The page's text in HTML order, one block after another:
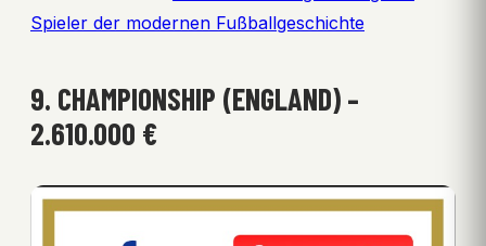
Spieler der modernen Fußballgeschichte
9. CHAMPIONSHIP (ENGLAND) –
2.610.000 €